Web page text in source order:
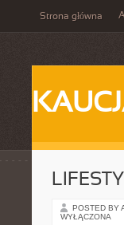
Strona główna
POSTED BY
WYŁĄCZONA